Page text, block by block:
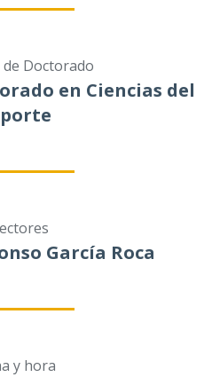
Doctorado
en Ciencias del
García Roca
y hora